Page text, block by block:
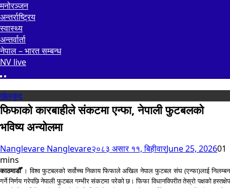
मनोरञ्जन
अन्तर्राष्ट्रिय
स्वास्थ्य
अन्तर्वार्ता
नेपाल – भारत सम्बन्ध
NV live
खेलकुद
फिफाको कारबाहीले संकटमा एन्फा, नेपाली फुटबलको
भविष्य अन्योलमा
Nanglevare Nanglevare२०८३ असार ११, बिहीवारJune 25, 202601
mins
काठमाडौँ। विश्व फुटबलको सर्वोच्च निकाय फिफाले अखिल नेपाल फुटबल संघ (एन्फा)लाई निलम्बन
गर्ने निर्णय गरेपछि नेपाली फुटबल गम्भीर संकटमा परेको छ। फिफा विधानविपरीत तेस्रो पक्षको हस्तक्षेप